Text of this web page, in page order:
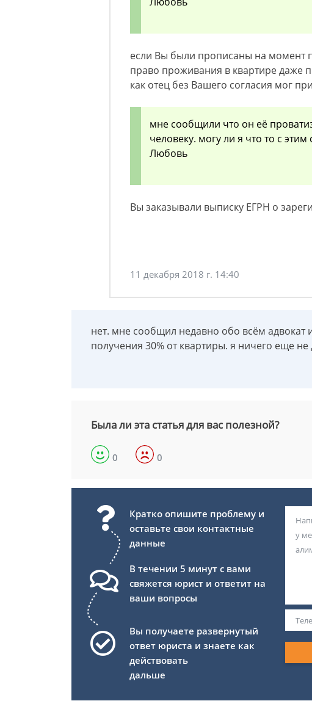
если Вы были прописаны на момент
право проживания в квартире даже
как отец без Вашего согласия мог
мне сообщили что он её
человеку. могу ли я что то с этим
Любовь
Вы заказывали выписку ЕГРН о
11 декабря 2018 г. 14:40
нет. мне сообщил недавно обо всём адвокат
получения 30% от квартиры. я ничего еще не
Была ли эта статья для вас полезной?
0 0
Кратко опишите проблему и
оставьте свои контактные
данные
В течении 5 минут с вами
свяжется юрист и ответит на
ваши вопросы
Вы получаете развернутый
ответ юриста и знаете как
действовать
дальше